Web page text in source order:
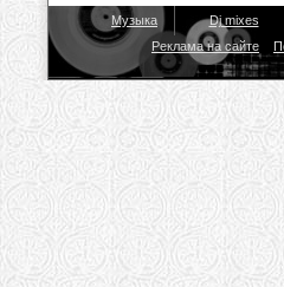
Музыка Dj mixes
Реклама на сайте